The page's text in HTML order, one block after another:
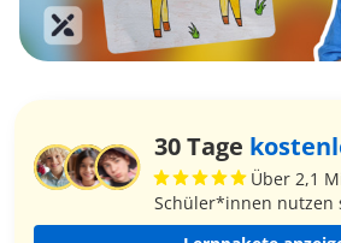
30 Tage
Über 2,1
Schüler*innen nutzen